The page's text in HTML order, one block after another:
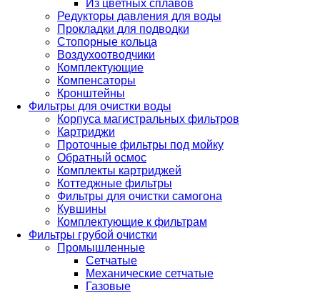
Из цветных сплавов
Редукторы давления для воды
Прокладки для подводки
Стопорные кольца
Воздухоотводчики
Комплектующие
Компенсаторы
Кронштейны
Фильтры для очистки воды
Корпуса магистральных фильтров
Картриджи
Проточные фильтры под мойку
Обратный осмос
Комплекты картриджей
Коттеджные фильтры
Фильтры для очистки самогона
Кувшины
Комплектующие к фильтрам
Фильтры грубой очистки
Промышленные
Сетчатые
Механические сетчатые
Газовые